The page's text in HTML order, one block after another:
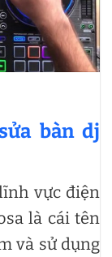
bàn dj
vực điện
là cái tên
và sử dụng